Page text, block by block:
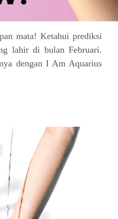
mata! Ketahui prediksi
lahir di bulan Februari.
dengan I Am Aquarius